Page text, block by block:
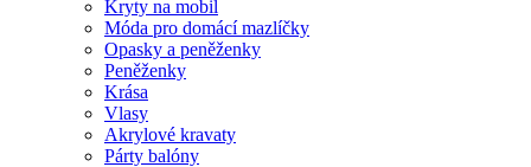
Kryty na mobil
Móda pro domácí mazlíčky
Opasky a peněženky
Peněženky
Krása
Vlasy
Akrylové kravaty
Párty balóny